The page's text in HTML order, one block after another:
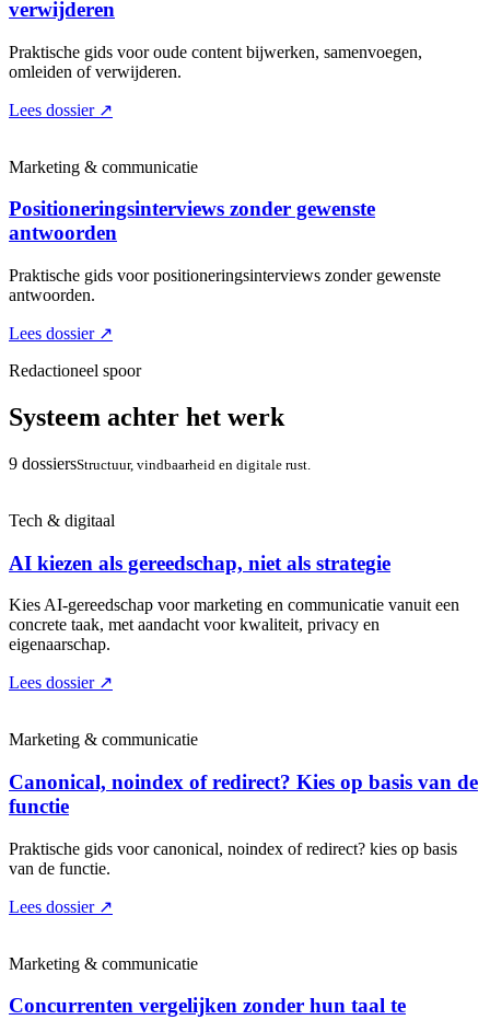
verwijderen
Praktische gids voor oude content bijwerken, samenvoegen,
omleiden of verwijderen.
Lees dossier ↗
Marketing & communicatie
Positioneringsinterviews zonder gewenste
antwoorden
Praktische gids voor positioneringsinterviews zonder gewenste
antwoorden.
Lees dossier ↗
Redactioneel spoor
Systeem achter het werk
9 dossiersStructuur, vindbaarheid en digitale rust.
Tech & digitaal
AI kiezen als gereedschap, niet als strategie
Kies AI-gereedschap voor marketing en communicatie vanuit een
concrete taak, met aandacht voor kwaliteit, privacy en
eigenaarschap.
Lees dossier ↗
Marketing & communicatie
Canonical, noindex of redirect? Kies op basis van de
functie
Praktische gids voor canonical, noindex of redirect? kies op basis
van de functie.
Lees dossier ↗
Marketing & communicatie
Concurrenten vergelijken zonder hun taal te